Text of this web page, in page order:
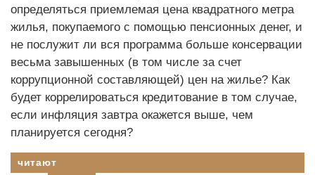
определяться приемлемая цена квадратного метра
жилья, покупаемого с помощью пенсионных денег, и
не послужит ли вся программа больше консервации
весьма завышенных (в том числе за счет
коррупционной составляющей) цен на жилье? Как
будет коррелироваться кредитование в том случае,
если инфляция завтра окажется выше, чем
планируется сегодня?
читают